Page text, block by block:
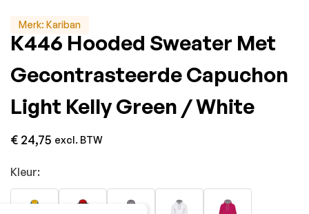
Merk: Kariban
K446 Hooded Sweater Met
Gecontrasteerde Capuchon
Light Kelly Green / White
€ 24,75 excl. BTW
Kleur: